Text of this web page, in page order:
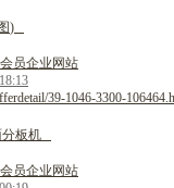
图)
员企业网站
39-1046-3300-
分板机
员企业网站